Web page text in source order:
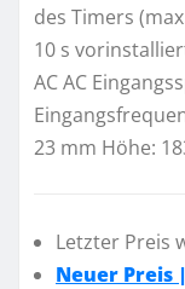
des Timers
10 s
AC AC
23 mm Höhe:
Letzter Preis
Neuer Preis